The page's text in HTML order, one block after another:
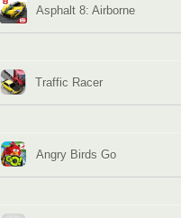
Asphalt 8: Airborne
Traffic Racer
Angry Birds Go